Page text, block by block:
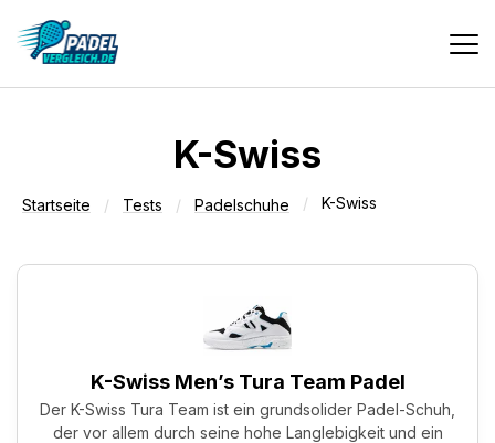
Tests
K-Swiss
Startseite Tests Padelschuhe K-Swiss
K-Swiss Men’s Tura Team Padel
Der K-Swiss Tura Team ist ein grundsolider Padel-Schuh,
der vor allem durch seine hohe Langlebigkeit und ein